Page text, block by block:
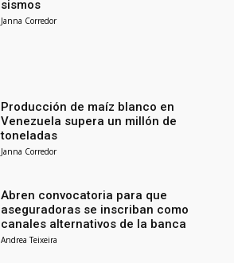
sismos
Janna Corredor
Producción de maíz blanco en
Venezuela supera un millón de
toneladas
Janna Corredor
Abren convocatoria para que
aseguradoras se inscriban como
canales alternativos de la banca
Andrea Teixeira